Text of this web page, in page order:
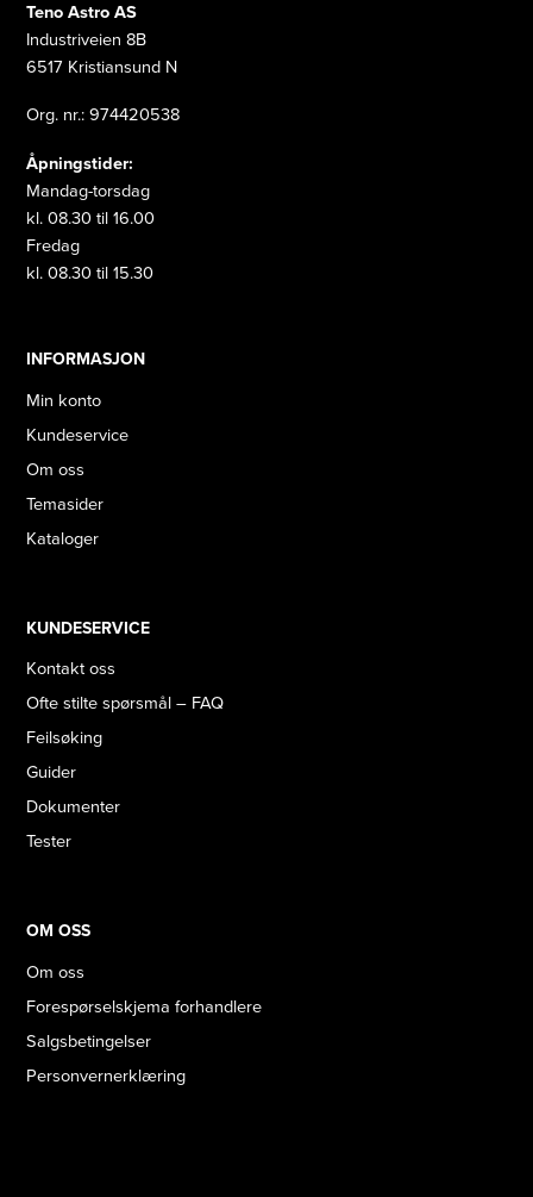
Teno Astro AS
Industriveien 8B
6517 Kristiansund N
Org. nr.: 974420538
Åpningstider:
Mandag-torsdag
kl. 08.30 til 16.00
Fredag
kl. 08.30 til 15.30
INFORMASJON
Min konto
Kundeservice
Om oss
Temasider
Kataloger
KUNDESERVICE
Kontakt oss
Ofte stilte spørsmål – FAQ
Feilsøking
Guider
Dokumenter
Tester
OM OSS
Om oss
Forespørselskjema forhandlere
Salgsbetingelser
Personvernerklæring